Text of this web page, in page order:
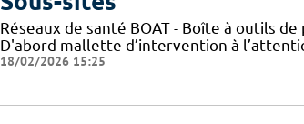
Réseaux de santé BOAT - Boîte à outils
D'abord mallette d’intervention à
18/02/2026 15:25